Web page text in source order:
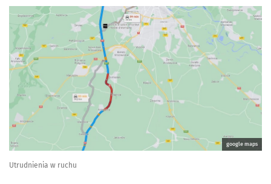
google maps
Utrudnienia w ruchu